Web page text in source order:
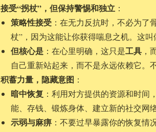
接受“拐杖”，但保持警惕和独立 ：
策略性接受：在无力反抗时，不必为了
杖”，因为这能让你获得喘息之机。这叫
但核心是：在心里明确，这只是工具，
自己重新站起来，而不是永远依赖它。
积蓄力量，隐藏意图 ：
暗中恢复 ：利用对方提供的资源和时
能、存钱、锻炼身体、建立新的社交网络
示弱与麻痹：不要过早暴露你的恢复情